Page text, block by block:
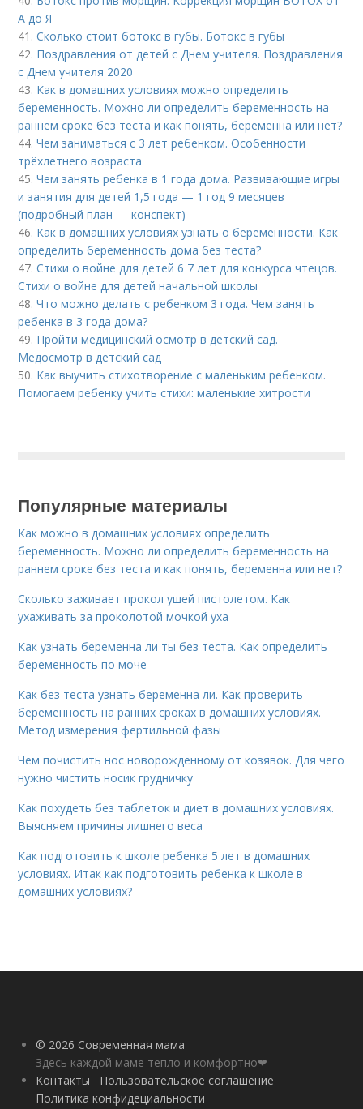
А до Я
41.Сколько стоит ботокс в губы. Ботокс в губы
42. Поздравления от детей с Днем учителя. Поздравления
с Днем учителя 2020
43. Как в домашних условиях можно определить
беременность. Можно ли определить беременность на
раннем сроке без теста и как понять, беременна или нет?
44.Чем заниматься с 3 лет ребенком. Особенности
трёхлетнего возраста
45.Чем занять ребенка в 1 года дома. Развивающие игры
и занятия для детей 1,5 года — 1 год 9 месяцев
(подробный план — конспект)
46. Как в домашних условиях узнать о беременности. Как
определить беременность дома без теста?
47.Стихи о войне для детей 6 7 лет для конкурса чтецов.
Стихи о войне для детей начальной школы
48.Что можно делать с ребенком 3 года. Чем занять
ребенка в 3 года дома?
49. Пройти медицинский осмотр в детский сад.
Медосмотр в детский сад
50. Как выучить стихотворение с маленьким ребенком.
Помогаем ребенку учить стихи: маленькие хитрости
Популярные материалы
Как можно в домашних условиях определить
беременность. Можно ли определить беременность на
раннем сроке без теста и как понять, беременна или нет?
Сколько заживает прокол ушей пистолетом. Как
ухаживать за проколотой мочкой уха
Как узнать беременна ли ты без теста. Как определить
беременность по моче
Как без теста узнать беременна ли. Как проверить
беременность на ранних сроках в домашних условиях.
Метод измерения фертильной фазы
Чем почистить нос новорожденному от козявок. Для чего
нужно чистить носик грудничку
Как похудеть без таблеток и диет в домашних условиях.
Выясняем причины лишнего веса
Как подготовить к школе ребенка 5 лет в домашних
условиях. Итак как подготовить ребенка к школе в
домашних условиях?
© 2026 Современная мама
Здесь каждой маме тепло и комфортно❤
Контакты
Пользовательское соглашение
Политика конфидециальности